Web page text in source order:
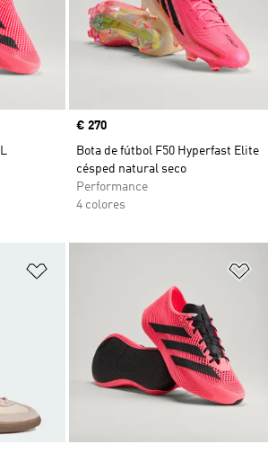
Precio
€ 270
Bota de fútbol F50 Hyperfast Elite
césped natural seco
Performance
4 colores